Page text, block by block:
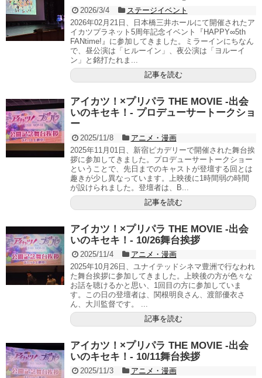
2026/3/4
ステージイベント
2026年02月21日、日本橋三井ホールにて開催されたア
イカツプラネット5周年記念イベント『HAPPY∞5th
FANtime!』に参加してきました。ミラーインにちなん
で、昼公演は「ヒルーイン」、夜公演は「ヨルーイ
ン」と銘打たれま...
記事を読む
アイカツ！×プリパラ THE MOVIE -出会
いのキセキ！- プロデューサートークショ
ー
2025/11/8
アニメ・漫画
2025年11月01日、新宿ピカデリーで開催された舞台挨
拶に参加してきました。プロデューサートークショー
ということで、先日までのキャストが登壇する回とは
趣きが少し異なっています。上映後に1時間弱の時間
が設けられました。登壇者は、B...
記事を読む
アイカツ！×プリパラ THE MOVIE -出会
いのキセキ！- 10/26舞台挨拶
2025/11/4
アニメ・漫画
2025年10月26日、ユナイテッドシネマ豊洲で行なわれ
た舞台挨拶に参加してきました。上映後の方が色々な
お話を聴けるかと思い、1回目の方に参加していま
す。この日の登壇者は、関根明良さん、渡部優衣さ
ん、大川監督です。 ...
記事を読む
アイカツ！×プリパラ THE MOVIE -出会
いのキセキ！- 10/11舞台挨拶
2025/11/3
アニメ・漫画